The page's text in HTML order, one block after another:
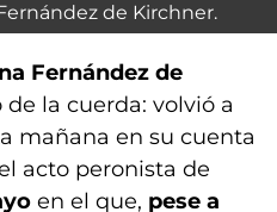
de Kirchner.
Fernández de
la cuerda: volvió a
mañana en su cuenta
acto peronista de
en el que, pese a